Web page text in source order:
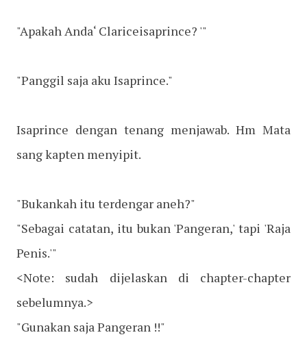
"Apakah Anda‘ Clariceisaprince? '"
"Panggil saja aku Isaprince."
Isaprince dengan tenang menjawab. Hm Mata
sang kapten menyipit.
"Bukankah itu terdengar aneh?"
"Sebagai catatan, itu bukan 'Pangeran,' tapi 'Raja
Penis.'"
<Note: sudah dijelaskan di chapter-chapter
sebelumnya.>
"Gunakan saja Pangeran !!"